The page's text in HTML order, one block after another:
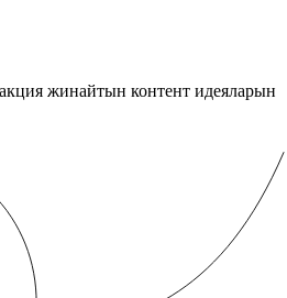
жинайтын контент идеяларын